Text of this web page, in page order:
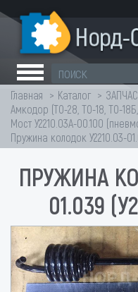
Главная Каталог
Амкодор (ТО-28, ТО-18, ТО-
Мост У2210.03А-00.100
Пружина колодок У2210.03-
ПРУЖИНА
01.039